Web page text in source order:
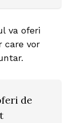
va oferi
care vor
de